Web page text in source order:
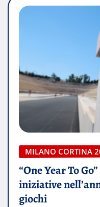
MILANO CORTINA
“One Year To
iniziative
giochi